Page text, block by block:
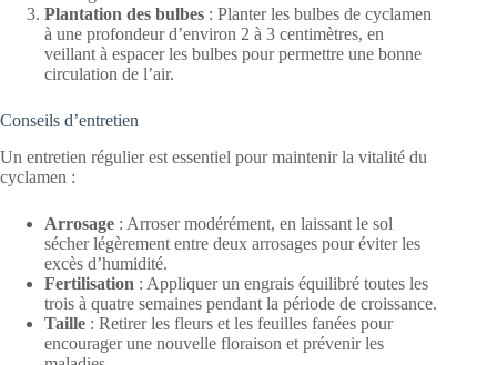
Plantation des bulbes : Planter les bulbes de cyclamen
à une profondeur d’environ 2 à 3 centimètres, en
veillant à espacer les bulbes pour permettre une bonne
circulation de l’air.
Conseils d’entretien
Un entretien régulier est essentiel pour maintenir la vitalité du
cyclamen :
Arrosage : Arroser modérément, en laissant le sol
sécher légèrement entre deux arrosages pour éviter les
excès d’humidité.
Fertilisation : Appliquer un engrais équilibré toutes les
trois à quatre semaines pendant la période de croissance.
Taille : Retirer les fleurs et les feuilles fanées pour
encourager une nouvelle floraison et prévenir les